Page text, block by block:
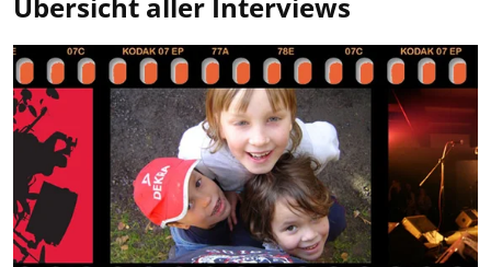
Übersicht aller Interviews